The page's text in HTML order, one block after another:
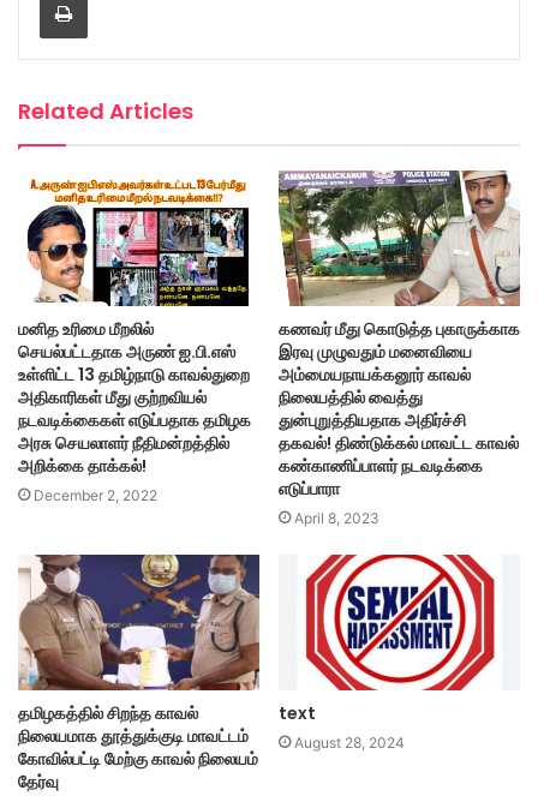
Related Articles
மனித உரிமை மீறலில்
செயல்பட்டதாக அருண் ஐ.பி.எஸ்
உள்ளிட்ட 13 தமிழ்நாடு காவல்துறை
அதிகாரிகள் மீது குற்றவியல்
நடவடிக்கைகள் எடுப்பதாக தமிழக
அரசு செயலாளர் நீதிமன்றத்தில்
அறிக்கை தாக்கல்!
December 2, 2022
கணவர் மீது கொடுத்த புகாருக்காக
இரவு முழுவதும் மனைவியை
அம்மையநாயக்கனூர் காவல்
நிலையத்தில் வைத்து
துன்புறுத்தியதாக அதிர்ச்சி
தகவல்! திண்டுக்கல் மாவட்ட காவல்
கண்காணிப்பாளர் நடவடிக்கை
எடுப்பாரா
April 8, 2023
தமிழகத்தில் சிறந்த காவல்
நிலையமாக தூத்துக்குடி மாவட்டம்
கோவில்பட்டி மேற்கு காவல் நிலையம்
தேர்வு
text
August 28, 2024